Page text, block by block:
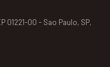
01221-00 - Sao Paulo, SP,